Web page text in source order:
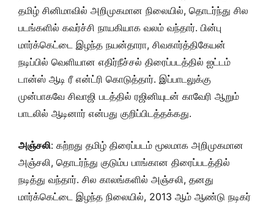
தமிழ் சினிமாவில் அறிமுகமான நிலையில், தொடர்ந்து சில
படங்களில் கவர்ச்சி நாயகியாக வலம் வந்தார். பின்பு
மார்க்கெட்டை இழந்த நயன்தாரா, சிவகார்த்திகேயன்
நடிப்பில் வெளியான எதிர்நீச்சல் திரைப்படத்தில் ஐட்டம்
டான்ஸ் ஆடி ரீ என்ட்ரி கொடுத்தார். இப்பாடலுக்கு
முன்பாகவே சிவாஜி படத்தில் ரஜினியுடன் காவேரி ஆறும்
பாடலில் ஆடினார் என்பது குறிப்பிடத்தக்கது.
அஞ்சலி: கற்றது தமிழ் திரைப்படம் மூலமாக அறிமுகமான
அஞ்சலி, தொடர்ந்து குடும்ப பாங்கான திரைப்படத்தில்
நடித்து வந்தார். சில காலங்களில் அஞ்சலி, தனது
மார்க்கெட்டை இழந்த நிலையில், 2013 ஆம் ஆண்டு நடிகர்